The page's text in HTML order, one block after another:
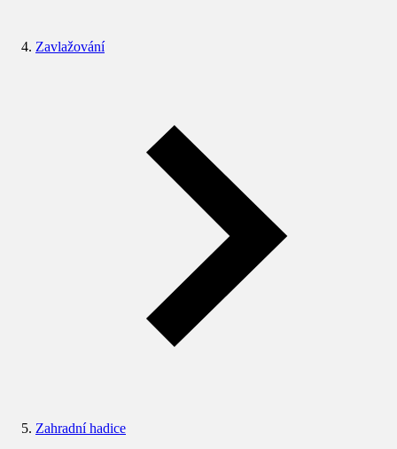
Zavlažování
Zahradní hadice